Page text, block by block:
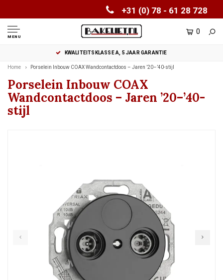
+31 (0) 78 - 61 28 728
MENU
0
KWALITEITSKLASSE A, 5 JAAR GARANTIE
Home Porselein Inbouw COAX Wandcontactdoos – Jaren ’20–’40-stijl
Porselein Inbouw COAX
Wandcontactdoos – Jaren ’20–’40-
stijl